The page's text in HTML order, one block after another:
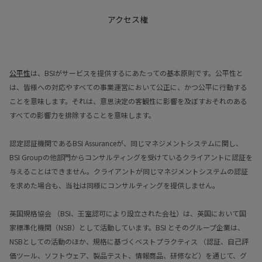
アクセス権
公平性は、BSIがサービスを提供するにあたっての基本原則です。公平性と
は、皆様への対応やすべての事業運営において公正に、かつ公平に行動する
ことを意味します。それは、意思決定の客観性に影響を及ぼすおそれのある
すべての影響力を排除することを意味します。
認定認証機関であるBSI Assuranceが、同じマネジメントシステムに関し、
BSI Groupの他部門からコンサルティングを受けているクライアントに認証を
与えることはできません。クライアントが同じマネジメントシステムの認証
を求めた場合も、当社は同様にコンサルティングを提供しません。
英国規格協会 （BSI、王室認可により設立された会社）は、英国において国
家標準化機関（NSB）として活動しています。BSI とそのグループ企業は、
NSBとしての活動のほか、規格に基づくベストプラクティス （認証、自己評
価ツール、ソフトウェア、製品テスト、情報商品、研修など）を通じて、グ